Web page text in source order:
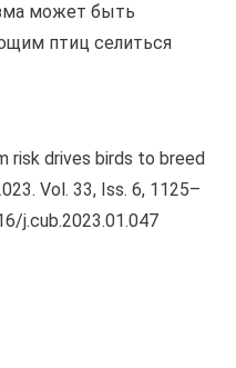
может быть
птиц селиться
risk drives birds to breed
Vol. 33, Iss. 6, 1125–
j.cub.2023.01.047